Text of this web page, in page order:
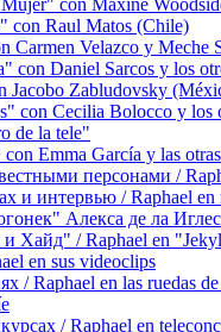
con Maxine
con Raul Matos (Chile)
Carmen Velazco y Meche
con Daniel Sarcos y los
Jacobo Zabludovsky
con Cecilia Bolocco y los
de la tele"
Emma García y las otras
персонами /
и интервью / Raphael en
Алекса де ла
Хайд" / Raphael en
en sus videoclips
/ Raphael en las ruedas de
/ Raphael en